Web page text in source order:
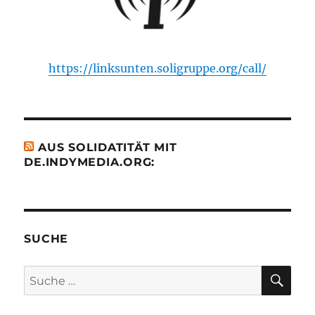
https://linksunten.soligruppe.org/call/
AUS SOLIDATITÄT MIT
DE.INDYMEDIA.ORG:
SUCHE
Suche
nach: